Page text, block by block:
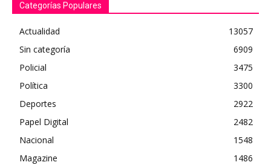
Categorías Populares
Actualidad
13057
Sin categoría
6909
Policial
3475
Política
3300
Deportes
2922
Papel Digital
2482
Nacional
1548
Magazine
1486